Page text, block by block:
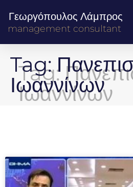
Γεωργόπουλος Λάμπρος
management consultant
Tag:
Ιωαννίνων